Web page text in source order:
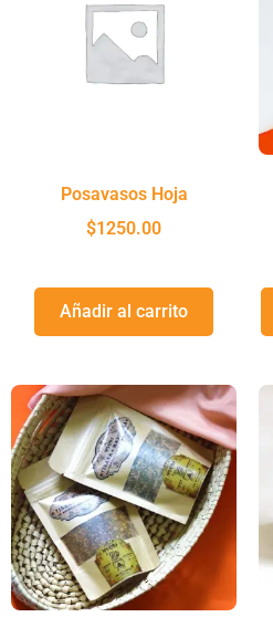
Posavasos Hoja
$1250.00
Añadir al carrito